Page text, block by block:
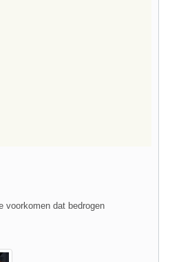
voorkomen dat bedrogen